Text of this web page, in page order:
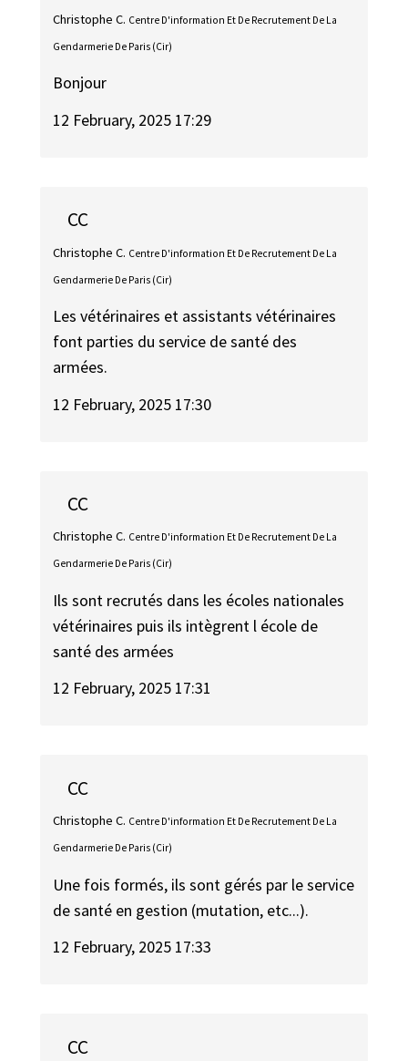
Christophe C. Centre D'information Et De Recrutement De La
Gendarmerie De Paris (Cir)
Bonjour
12 February, 2025 17:29
CC
Christophe C. Centre D'information Et De Recrutement De La
Gendarmerie De Paris (Cir)
Les vétérinaires et assistants vétérinaires
font parties du service de santé des
armées.
12 February, 2025 17:30
CC
Christophe C. Centre D'information Et De Recrutement De La
Gendarmerie De Paris (Cir)
Ils sont recrutés dans les écoles nationales
vétérinaires puis ils intègrent l école de
santé des armées
12 February, 2025 17:31
CC
Christophe C. Centre D'information Et De Recrutement De La
Gendarmerie De Paris (Cir)
Une fois formés, ils sont gérés par le service
de santé en gestion (mutation, etc...).
12 February, 2025 17:33
CC